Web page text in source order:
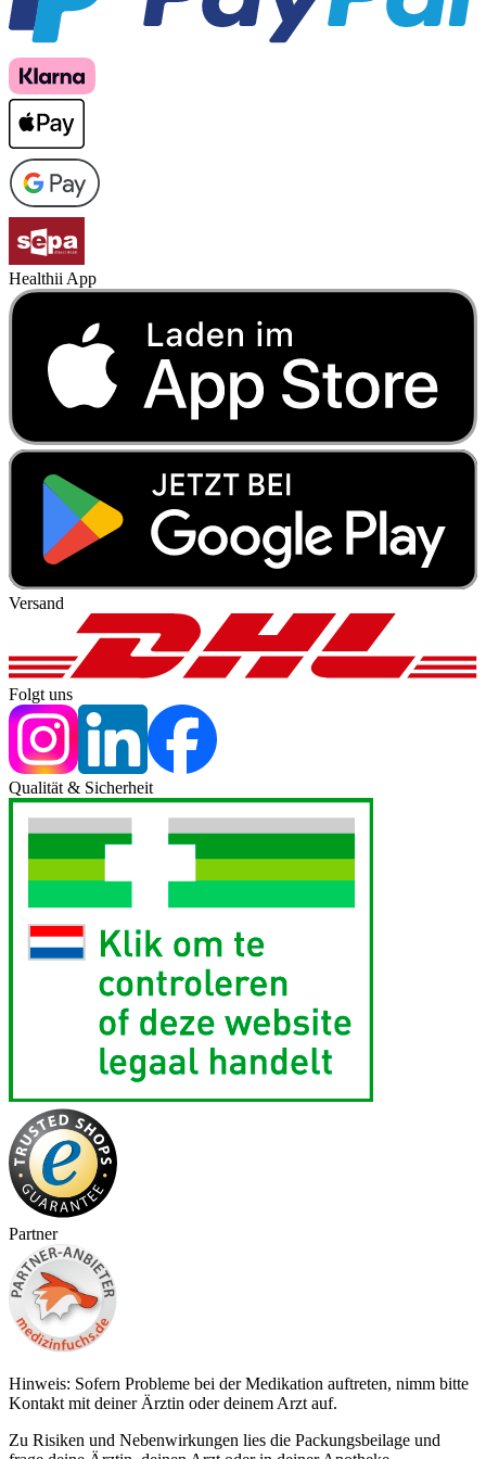
Healthii App
Versand
Folgt uns
Qualität & Sicherheit
Partner
Hinweis: Sofern Probleme bei der Medikation auftreten, nimm bitte
Kontakt mit deiner Ärztin oder deinem Arzt auf.
Zu Risiken und Nebenwirkungen lies die Packungsbeilage und